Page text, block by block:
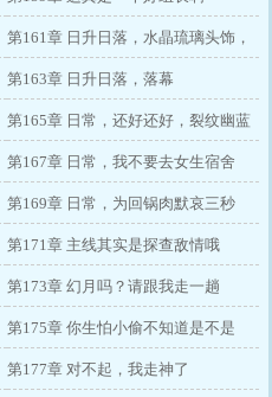
第161章 日升日落，水晶琉璃头饰，
刚（钢）做的哦
第163章 日升日落，落幕
第165章 日常，还好还好，裂纹幽蓝
还在
第167章 日常，我不要去女生宿舍
啊，我不要
第169章 日常，为回锅肉默哀三秒
第171章 主线其实是探查敌情哦
第173章 幻月吗？请跟我走一趟
第175章 你生怕小偷不知道是不是
第177章 对不起，我走神了